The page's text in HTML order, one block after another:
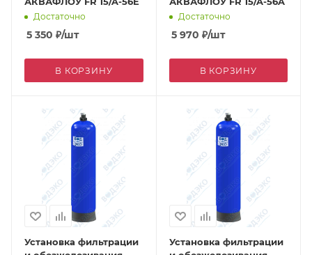
Достаточно
5 350 ₽/шт
В КОРЗИНУ
Достаточно
5 970 ₽/шт
В КОРЗИНУ
Установка фильтрации
Установка фильтрации